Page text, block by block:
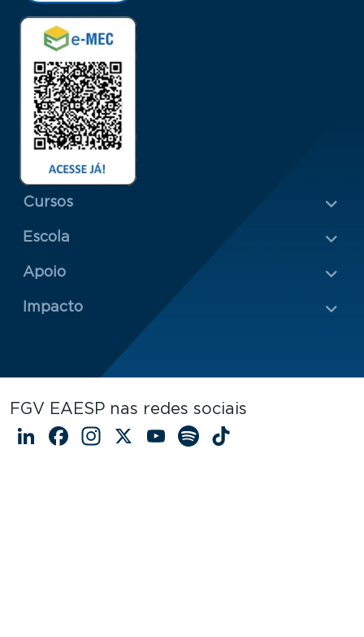
Menu Rodapé 1
Cursos
Escola
Rodapé 2
Apoio
Impacto
FGV EAESP nas redes sociais
LinkedIn
Facebook
Instagram
X YouTube
Spotify